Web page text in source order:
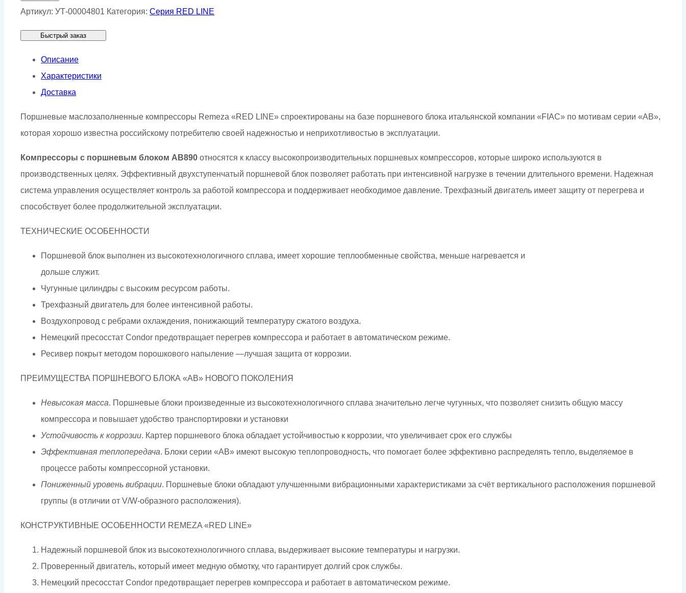
Поршневой
Remeza
СБ4/
Ф-500.АВ890
Артикул: УТ-00004801 Категория: Серия RED LINE
Быстрый заказ
Описание
Характеристики
Доставка
Поршневые маслозаполненные компрессоры Remeza «RED LINE» спроектированы на базе поршневого блока итальянской компании «FIAC» по мотивам серии «AB»,
которая хорошо известна российскому потребителю своей надежностью и неприхотливостью в эксплуатации.
Компрессоры с поршневым блоком AB890 относятся к классу высокопроизводительных поршневых компрессоров, которые широко используются в
производственных целях. Эффективный двухступенчатый поршневой блок позволяет работать при интенсивной нагрузке в течении длительного времени. Надежная
система управления осуществляет контроль за работой компрессора и поддерживает необходимое давление. Трехфазный двигатель имеет защиту от перегрева и
способствует более продолжительной эксплуатации.
ТЕХНИЧЕСКИЕ ОСОБЕННОСТИ
Поршневой блок выполнен из высокотехнологичного сплава, имеет хорошие теплообменные свойства, меньше нагревается и
дольше служит.
Чугунные цилиндры с высоким ресурсом работы.
Трехфазный двигатель для более интенсивной работы.
Воздухопровод с ребрами охлаждения, понижающий температуру сжатого воздуха.
Немецкий пресосстат Condor предотвращает перегрев компрессора и работает в автоматическом режиме.
Ресивер покрыт методом порошкового напыление —лучшая защита от коррозии.
ПРЕИМУЩЕСТВА ПОРШНЕВОГО БЛОКА «AB» НОВОГО ПОКОЛЕНИЯ
Невысокая масса. Поршневые блоки произведенные из высокотехнологичного сплава значительно легче чугунных, что позволяет снизить общую массу
компрессора и повышает удобство транспортировки и установки
Устойчивость к коррозии. Картер поршневого блока обладает устойчивостью к коррозии, что увеличивает срок его службы
Эффективная теплопередача. Блоки серии «AB» имеют высокую теплопроводность, что помогает более эффективно распределять тепло, выделяемое в
процессе работы компрессорной установки.
Пониженный уровень вибрации. Поршневые блоки обладают улучшенными вибрационными характеристиками за счёт вертикального расположения поршневой
группы (в отличии от V/W-образного расположения).
КОНСТРУКТИВНЫЕ ОСОБЕННОСТИ REMEZA «RED LINE»
Надежный поршневой блок из высокотехнологичного сплава, выдерживает высокие температуры и нагрузки.
Проверенный двигатель, который имеет медную обмотку, что гарантирует долгий срок службы.
Немецкий пресосстат Condor предотвращает перегрев компрессора и работает в автоматическом режиме.